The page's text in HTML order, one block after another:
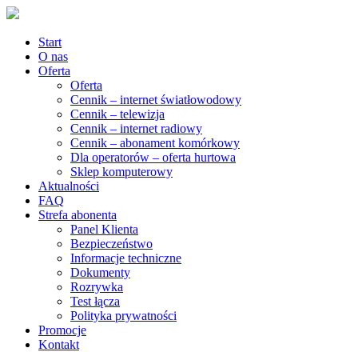
Start
O nas
Oferta
Oferta
Cennik – internet światłowodowy
Cennik – telewizja
Cennik – internet radiowy
Cennik – abonament komórkowy
Dla operatorów – oferta hurtowa
Sklep komputerowy
Aktualności
FAQ
Strefa abonenta
Panel Klienta
Bezpieczeństwo
Informacje techniczne
Dokumenty
Rozrywka
Test łącza
Polityka prywatności
Promocje
Kontakt